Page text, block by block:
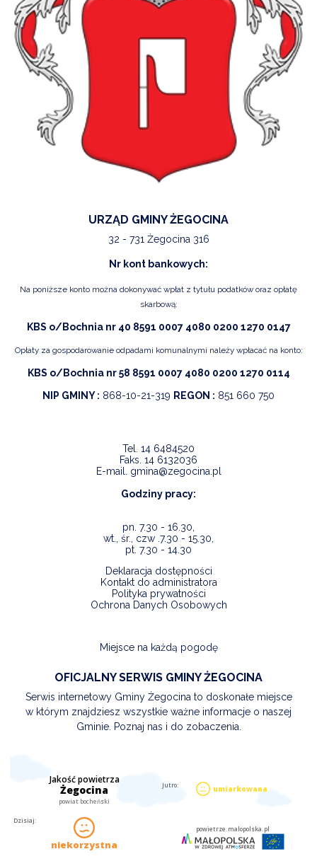
URZĄD GMINY ŻEGOCINA
32 - 731 Żegocina 316
Nr kont bankowych:
Na poniższe konto można dokonywać wpłat z tytułu podatków oraz opłatę
skarbową:
KBS o/Bochnia nr 40 8591 0007 4080 0200 1270 0147
Opłaty za gospodarowanie odpadami komunalnymi należy wpłacać na konto:
KBS o/Bochnia nr 58 8591 0007 4080 0200 1270 0114
NIP GMINY : 868-10-21-319 REGON : 851 660 750
Tel. 14 6484520
Faks. 14 6132036
E-mail. gmina@zegocina.pl
Godziny pracy:
pn. 7.30 - 16.30,
wt., śr., czw .7.30 - 15.30,
pt. 7.30 - 14.30
Deklaracja dostępności
Kontakt do administratora
Polityka prywatności
Ochrona Danych Osobowych
Miejsce na każdą pogodę
OFICJALNY SERWIS GMINY ŻEGOCINA
Serwis internetowy Gminy Żegocina to doskonałe miejsce
w którym znajdziesz wszystkie ważne informacje o naszej
Gminie. Poznaj nas i do zobaczenia.